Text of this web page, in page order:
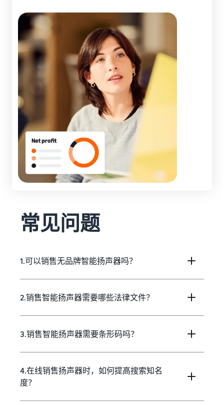
常见问题
1.可以销售无品牌智能扬声器吗？
2.销售智能扬声器需要哪些法律文件？
3.销售智能扬声器需要条形码吗？
4.在线销售扬声器时，如何提高搜索知名
度？